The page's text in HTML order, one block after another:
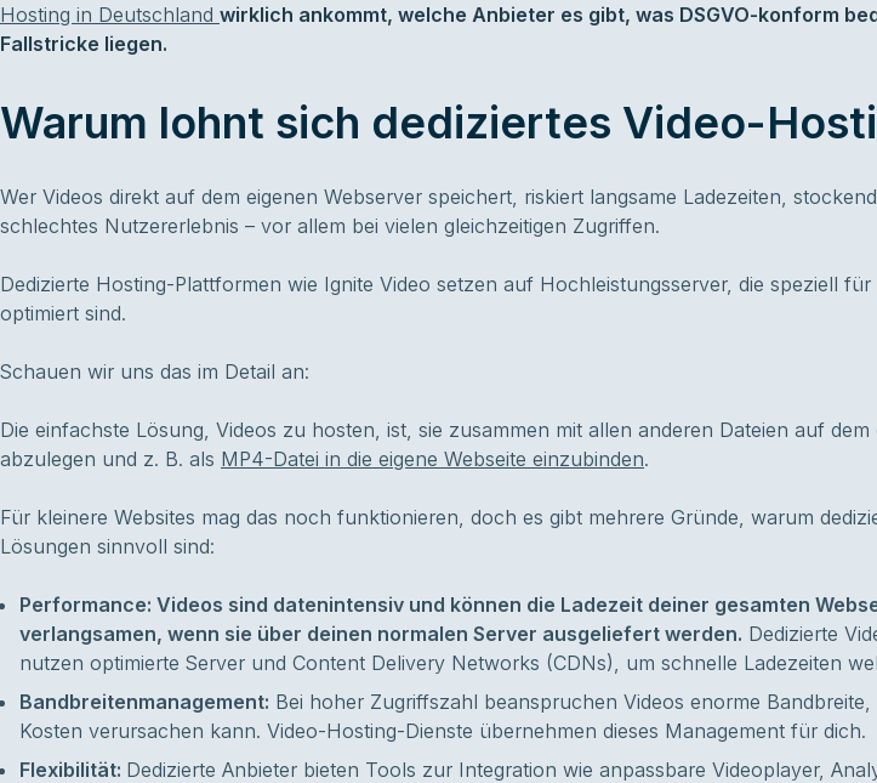
Hosting in Deutschland wirklich ankommt, welche Anbieter es gibt, was DSGVO-konform
Fallstricke liegen.
Warum lohnt sich dediziertes Video-
Wer Videos direkt auf dem eigenen Webserver speichert, riskiert langsame Ladezeiten,
schlechtes Nutzererlebnis – vor allem bei vielen gleichzeitigen Zugriffen.
Dedizierte Hosting-Plattformen wie Ignite Video setzen auf Hochleistungsserver, die speziell für
optimiert sind.
Schauen wir uns das im Detail an:
Die einfachste Lösung, Videos zu hosten, ist, sie zusammen mit allen anderen Dateien auf dem
abzulegen und z. B. als MP4-Datei in die eigene Webseite einzubinden.
Für kleinere Websites mag das noch funktionieren, doch es gibt mehrere Gründe, warum
Lösungen sinnvoll sind:
Performance: Videos sind datenintensiv und können die Ladezeit deiner gesamten
verlangsamen, wenn sie über deinen normalen Server ausgeliefert werden. Dedizierte
nutzen optimierte Server und Content Delivery Networks (CDNs), um schnelle Ladezeiten
Bandbreitenmanagement: Bei hoher Zugriffszahl beanspruchen Videos enorme
Kosten verursachen kann. Video-Hosting-Dienste übernehmen dieses Management für dich.
Flexibilität: Dedizierte Anbieter bieten Tools zur Integration wie anpassbare Videoplayer,